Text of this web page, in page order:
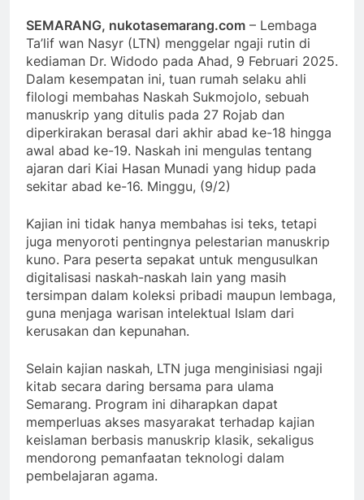
SEMARANG, nukotasemarang.com – Lembaga
Ta’lif wan Nasyr (LTN) menggelar ngaji rutin di
kediaman Dr. Widodo pada Ahad, 9 Februari 2025.
Dalam kesempatan ini, tuan rumah selaku ahli
filologi membahas Naskah Sukmojolo, sebuah
manuskrip yang ditulis pada 27 Rojab dan
diperkirakan berasal dari akhir abad ke-18 hingga
awal abad ke-19. Naskah ini mengulas tentang
ajaran dari Kiai Hasan Munadi yang hidup pada
sekitar abad ke-16. Minggu, (9/2)
Kajian ini tidak hanya membahas isi teks, tetapi
juga menyoroti pentingnya pelestarian manuskrip
kuno. Para peserta sepakat untuk mengusulkan
digitalisasi naskah-naskah lain yang masih
tersimpan dalam koleksi pribadi maupun lembaga,
guna menjaga warisan intelektual Islam dari
kerusakan dan kepunahan.
Selain kajian naskah, LTN juga menginisiasi ngaji
kitab secara daring bersama para ulama
Semarang. Program ini diharapkan dapat
memperluas akses masyarakat terhadap kajian
keislaman berbasis manuskrip klasik, sekaligus
mendorong pemanfaatan teknologi dalam
pembelajaran agama.